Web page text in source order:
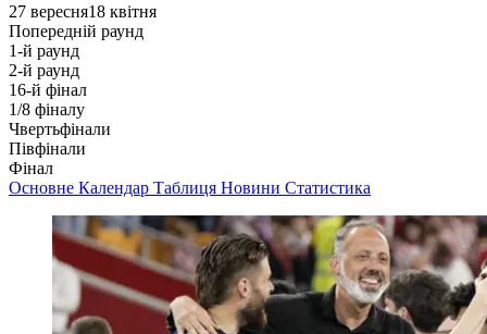
27 вересня18 квітня
Попередній раунд
1-й раунд
2-й раунд
16-й фінал
1/8 фіналу
Чвертьфінали
Півфінали
Фінал
Основне Календар Таблиця Новини Статистика